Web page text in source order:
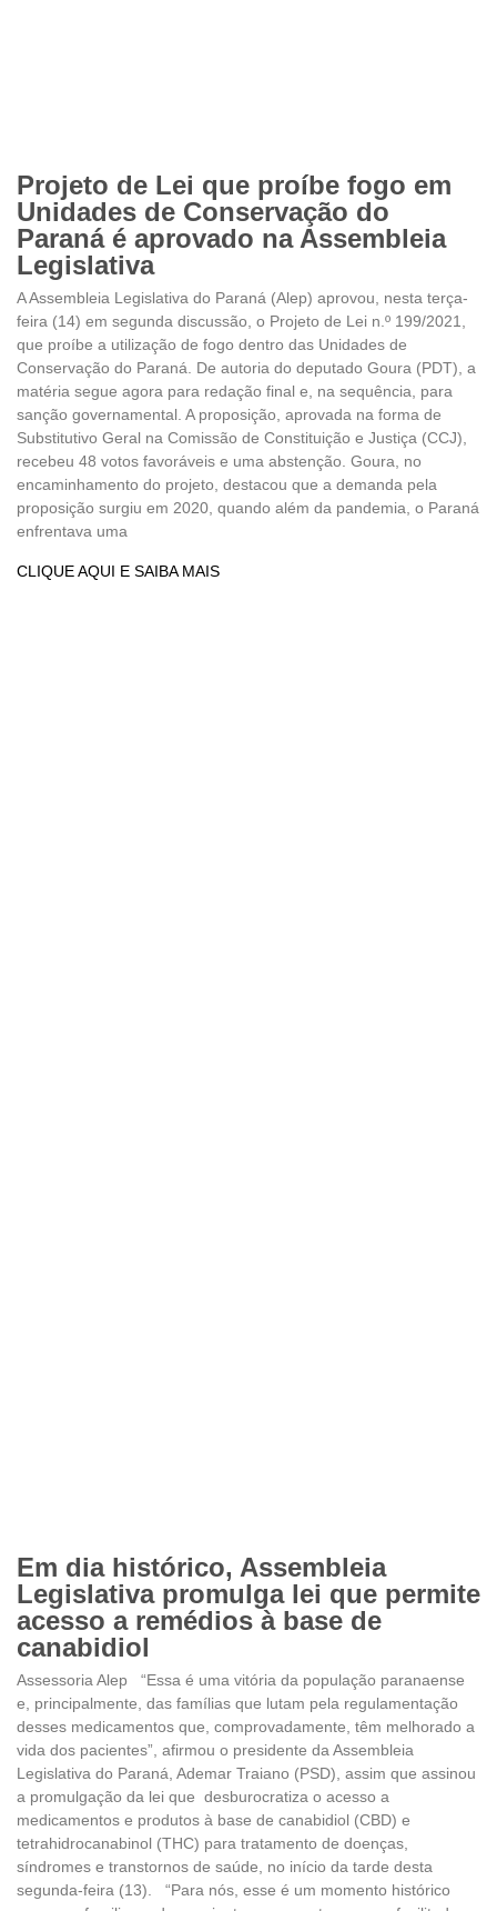
Projeto de Lei que proíbe fogo em
Unidades de Conservação do
Paraná é aprovado na Assembleia
Legislativa
A Assembleia Legislativa do Paraná (Alep) aprovou, nesta terça-
feira (14) em segunda discussão, o Projeto de Lei n.º 199/2021,
que proíbe a utilização de fogo dentro das Unidades de
Conservação do Paraná. De autoria do deputado Goura (PDT), a
matéria segue agora para redação final e, na sequência, para
sanção governamental. A proposição, aprovada na forma de
Substitutivo Geral na Comissão de Constituição e Justiça (CCJ),
recebeu 48 votos favoráveis e uma abstenção. Goura, no
encaminhamento do projeto, destacou que a demanda pela
proposição surgiu em 2020, quando além da pandemia, o Paraná
enfrentava uma
CLIQUE AQUI E SAIBA MAIS
Em dia histórico, Assembleia
Legislativa promulga lei que permite
acesso a remédios à base de
canabidiol
Assessoria Alep “Essa é uma vitória da população paranaense
e, principalmente, das famílias que lutam pela regulamentação
desses medicamentos que, comprovadamente, têm melhorado a
vida dos pacientes”, afirmou o presidente da Assembleia
Legislativa do Paraná, Ademar Traiano (PSD), assim que assinou
a promulgação da lei que desburocratiza o acesso a
medicamentos e produtos à base de canabidiol (CBD) e
tetrahidrocanabinol (THC) para tratamento de doenças,
síndromes e transtornos de saúde, no início da tarde desta
segunda-feira (13). “Para nós, esse é um momento histórico